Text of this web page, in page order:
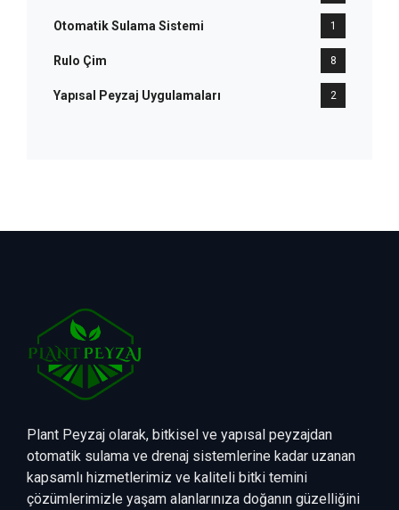
Otomatik Sulama Sistemi 1
Rulo Çim 8
Yapısal Peyzaj Uygulamaları 2
Plant Peyzaj olarak, bitkisel ve yapısal peyzajdan
otomatik sulama ve drenaj sistemlerine kadar uzanan
kapsamlı hizmetlerimiz ve kaliteli bitki temini
çözümlerimizle yaşam alanlarınıza doğanın güzelliğini